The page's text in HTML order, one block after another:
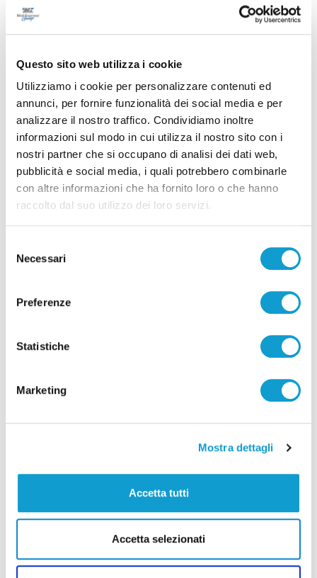
Questo sito web utilizza i cookie
Utilizziamo i cookie per personalizzare contenuti ed
annunci, per fornire funzionalità dei social media e per
analizzare il nostro traffico. Condividiamo inoltre
informazioni sul modo in cui utilizza il nostro sito con i
nostri partner che si occupano di analisi dei dati web,
pubblicità e social media, i quali potrebbero combinarle
con altre informazioni che ha fornito loro o che hanno
raccolto dal suo utilizzo dei loro servizi.
delNecessari
Preferenze
Statistiche
Marketing
Mostra dettagli
Accetta tutti
Accetta selezionati
Blitz antidroga al Montelago Celtic Festival:
12 persone segnalate
di Rossella Luciani